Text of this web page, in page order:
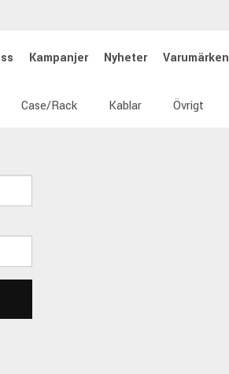
Kampanjer Nyheter Varumärken
Case/Rack Kablar Övrigt